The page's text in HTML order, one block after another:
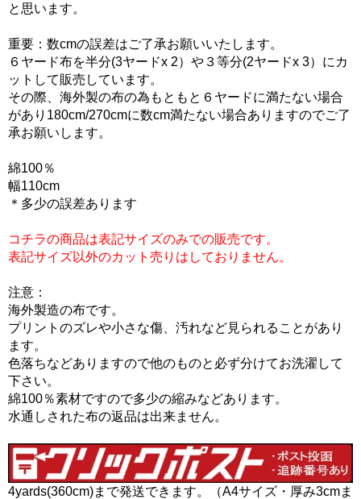
と思います。
重要：数cmの誤差はご了承お願いいたします。
６ヤード布を半分(3ヤードx 2）や３等分(2ヤードx 3）にカ
ットして販売しています。
その際、海外製の布の為もともと６ヤードに満たない場合
があり180cm/270cmに数cm満たない場合ありますのでご了
承お願いします。
綿100％
幅110cm
＊多少の誤差あります
コチラの商品は表記サイズのみでの販売です。
表記サイズ以外のカット売りはしておりません。
注意：
海外製造の布です。
プリントのズレや小さな傷、汚れなど見られることがあり
ます。
色落ちなどありますので他のものと必ず分けてお洗濯して
下さい。
綿100％素材ですので多少の縮みなどあります。
水通しされた布の返品は出来ません。
4yards(360cm)まで発送できます。（A4サイズ・厚み3cmま